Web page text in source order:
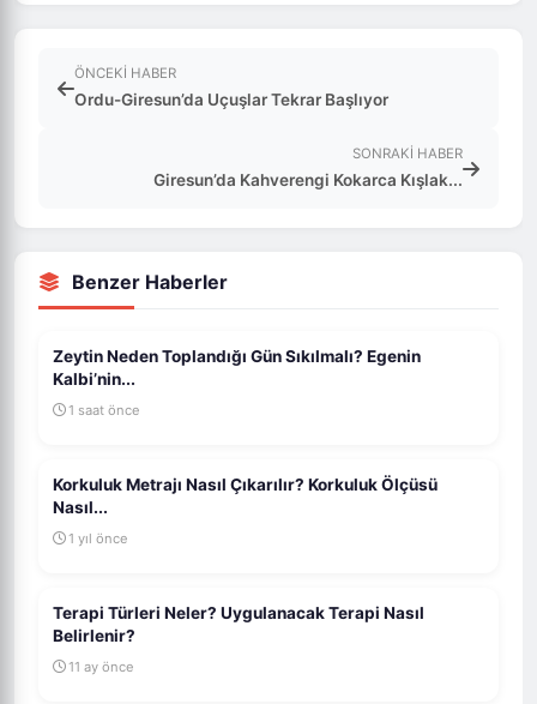
ÖNCEKI HABER
Ordu-Giresun’da Uçuşlar Tekrar Başlıyor
SONRAKI HABER
Giresun’da Kahverengi Kokarca Kışlak...
Benzer Haberler
Zeytin Neden Toplandığı Gün Sıkılmalı? Egenin
Kalbi’nin...
1 saat önce
Korkuluk Metrajı Nasıl Çıkarılır? Korkuluk Ölçüsü
Nasıl...
1 yıl önce
Terapi Türleri Neler? Uygulanacak Terapi Nasıl
Belirlenir?
11 ay önce